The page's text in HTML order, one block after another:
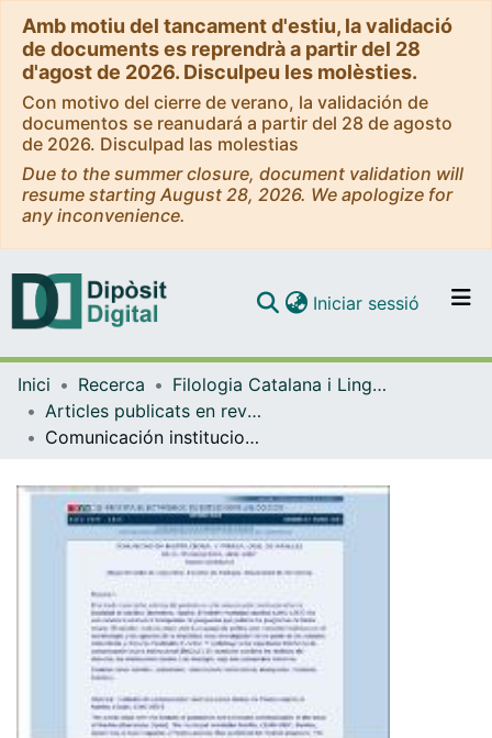
Amb motiu del tancament d'estiu, la validació
de documents es reprendrà a partir del 28
d'agost de 2026. Disculpeu les molèsties.
Con motivo del cierre de verano, la validación de
documentos se reanudará a partir del 28 de agosto
de 2026. Disculpad las molestias
Due to the summer closure, document validation will
resume starting August 28, 2026. We apologize for
any inconvenience.
Navega per tot el DD
Com publicar
Iniciar sessió (current)
Inici Recerca
Filologia Catalana i Lingüística General
Articles publicats en revistes (Filologia Catalana i Lingüística General)
Comunicación institucional y prensa local de Manlleu en el franquismo, 1940-1957